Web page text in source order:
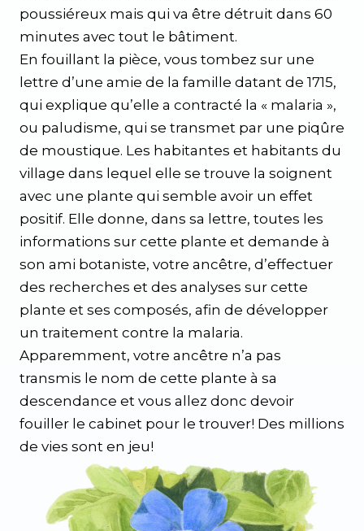
poussiéreux mais qui va être détruit dans 60
minutes avec tout le bâtiment.
En fouillant la pièce, vous tombez sur une
lettre d’une amie de la famille datant de 1715,
qui explique qu’elle a contracté la « malaria »,
ou paludisme, qui se transmet par une piqûre
de moustique. Les habitantes et habitants du
village dans lequel elle se trouve la soignent
avec une plante qui semble avoir un effet
positif. Elle donne, dans sa lettre, toutes les
informations sur cette plante et demande à
son ami botaniste, votre ancêtre, d’effectuer
des recherches et des analyses sur cette
plante et ses composés, afin de développer
un traitement contre la malaria.
Apparemment, votre ancêtre n’a pas
transmis le nom de cette plante à sa
descendance et vous allez donc devoir
fouiller le cabinet pour le trouver! Des millions
de vies sont en jeu!